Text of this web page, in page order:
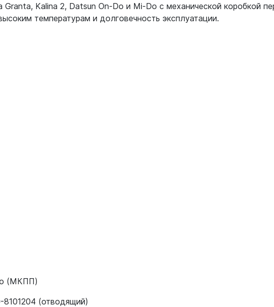
Kalina 2, Datsun On-Do и Mi-Do с механической коробкой
температурам и долговечность эксплуатации.
(МКПП)
(отводящий)